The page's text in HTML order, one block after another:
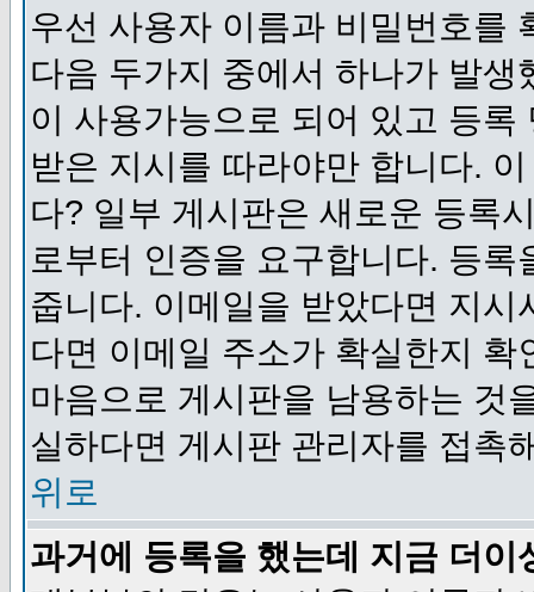
우선 사용자 이름과 비밀번호를
다음 두가지 중에서 하나가 발
이 사용가능으로 되어 있고 등
받은 지시를 따라야만 합니다.
다? 일부 게시판은 새로운 등록
로부터 인증을 요구합니다. 등
줍니다. 이메일을 받았다면 지
다면 이메일 주소가 확실한지
마음으로 게시판을 남용하는 것
실하다면 게시판 관리자를 접촉
위로
과거에 등록을 했는데 지금 더